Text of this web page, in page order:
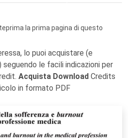
la prima pagina di questo
lo puoi acquistare (e
le facili indicazioni per
Acquista Download Credits
in formato PDF